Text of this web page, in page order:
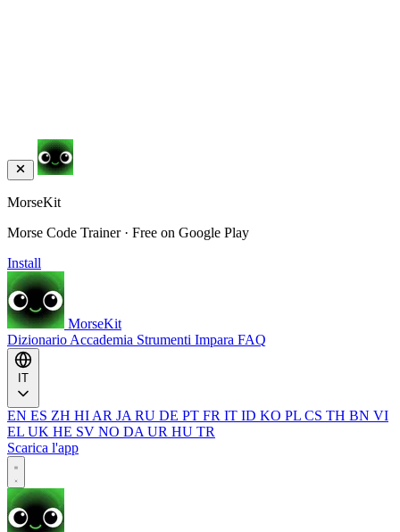
MorseKit
Morse Code Trainer · Free on Google Play
Install
MorseKit
Dizionario Accademia Strumenti Impara FAQ
EN ES ZH HI AR JA RU DE PT FR IT ID KO PL CS TH BN VI
EL UK HE SV NO DA UR HU TR
Scarica l'app